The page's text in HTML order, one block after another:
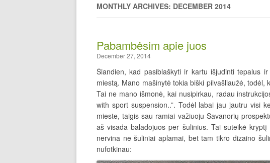
MONTHLY ARCHIVES: DECEMBER 2014
Pabambėsim apie juos
December 27, 2014
Šiandien, kad pasiblaškyti ir kartu išjudinti tepalus
miestą. Mano mašinytė tokia biški pilvašliaužė,
Tai ne mano išmonė, kai nusipirkau, radau
with sport suspension..”. Todėl labai jau jautru visi
mieste, taigis sau ramiai važiuoju Savanorių
aš visada baladojuos per šulinius. Tai suteikė
nervina ne šuliniai aplamai, bet tam tikro dizaino
nufotkinau: